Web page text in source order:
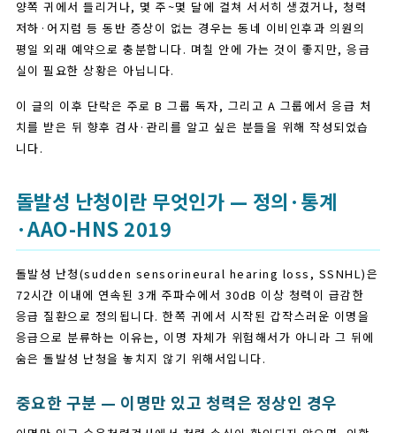
양쪽 귀에서 들리거나, 몇 주~몇 달에 걸쳐 서서히 생겼거나, 청력
저하·어지럼 등 동반 증상이 없는 경우는 동네 이비인후과 의원의
평일 외래 예약으로 충분합니다. 며칠 안에 가는 것이 좋지만, 응급
실이 필요한 상황은 아닙니다.
이 글의 이후 단락은 주로 B 그룹 독자, 그리고 A 그룹에서 응급 처
치를 받은 뒤 향후 검사·관리를 알고 싶은 분들을 위해 작성되었습
니다.
돌발성 난청이란 무엇인가 — 정의·통계
·AAO-HNS 2019
돌발성 난청(sudden sensorineural hearing loss, SSNHL)은
72시간 이내에 연속된 3개 주파수에서 30dB 이상 청력이 급감한
응급 질환으로 정의됩니다. 한쪽 귀에서 시작된 갑작스러운 이명을
응급으로 분류하는 이유는, 이명 자체가 위험해서가 아니라 그 뒤에
숨은 돌발성 난청을 놓치지 않기 위해서입니다.
중요한 구분 — 이명만 있고 청력은 정상인 경우